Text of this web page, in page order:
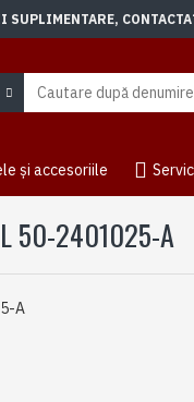
și accesoriile
50-2401025-A